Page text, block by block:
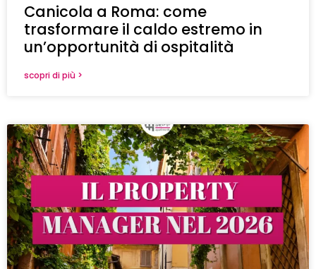
Canicola a Roma: come
trasformare il caldo estremo in
un’opportunità di ospitalità
scopri di più >